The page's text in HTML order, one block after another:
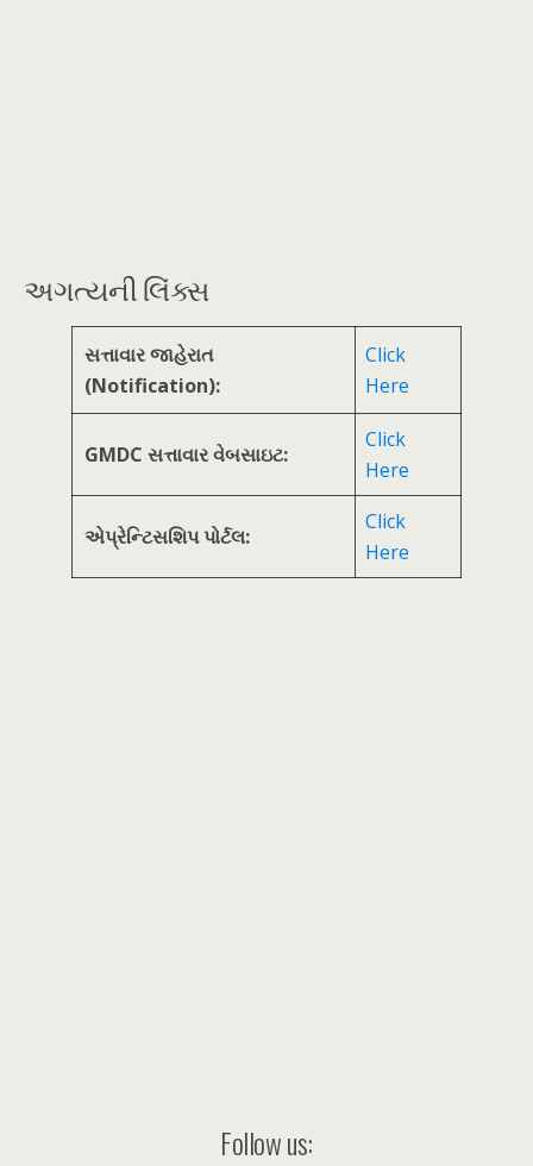
અગત્યની લિંક્સ
સત્તાવાર જાહેરાત
(Notification):
Click
Here
GMDC સત્તાવાર વેબસાઇટ:
Click
Here
એપ્રેન્ટિસશિપ પોર્ટલ:
Click
Here
Follow us: